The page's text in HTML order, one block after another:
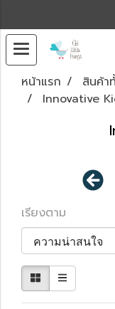
หน้าแรก สินค้า
Innovative
เรียงตาม